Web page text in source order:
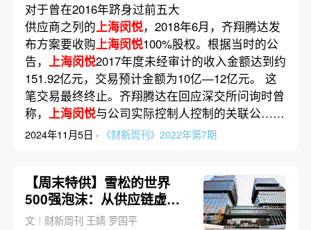
对于曾在2016年跻身过前五大
供应商之列的上海闵悦，2018年6月，齐翔腾达发
布方案要收购上海闵悦100%股权。根据当时的公
告， 上海闵悦2017年度未经审计的收入金额达到约
151.92亿元，交易预计金额为10亿—12亿元。 这
笔交易最终终止。齐翔腾达在回应深交所问询时曾
称， 上海闵悦与公司实际控制人控制的关联公……
2024年11月5日 · 《财新周刊》2022年第7期
【周末特供】雪松的世界
500强泡沫：从供应链虚增
营收到自融不归路
文｜财新周刊 王婧 罗国平